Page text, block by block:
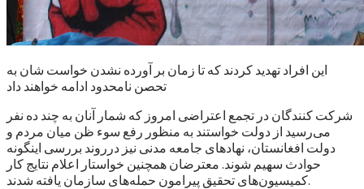
این افراد تهدید کردند که تا زمان بر آورده نشدن خواست شان به
تحصن نامحدود ادامه خواهند داد
شرکت کنندگان در تجمع اعتراضی امروز که شمار آنان به چند ده نفر
می‌رسید از دولت خواستند به منظور رفع سوء ظن میان مردم و
دولت افغانستان، نهادهای جامعه مدنی نیز درروند بررسی اینگونه
حوادث سهیم شوند. معترضان همچنین خواستار اعلام نتایج کار
کمیسیون‌های تحقیق پیرامون حمله‌های سازمان یافته شدند.